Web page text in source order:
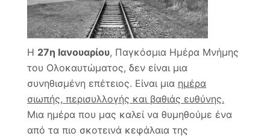
Η 27η Ιανουαρίου, Παγκόσμια Ημέρα Μνήμης
του Ολοκαυτώματος, δεν είναι μια
συνηθισμένη επέτειος. Είναι μια ημέρα
σιωπής, περισυλλογής και βαθιάς ευθύνης.
Μια ημέρα που μας καλεί να θυμηθούμε ένα
από τα πιο σκοτεινά κεφάλαια της